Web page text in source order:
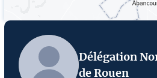
Délégation
de Rouen